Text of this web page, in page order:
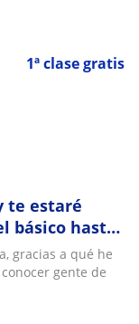
1ª clase gratis
te estaré
básico hasta
gracias a qué he
gente de